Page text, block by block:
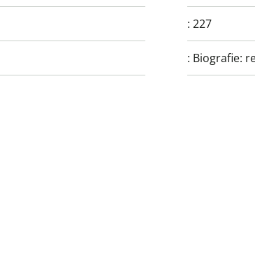
:227
: Biografie: